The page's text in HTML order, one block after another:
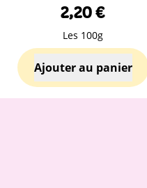
2,20€
Les 100g